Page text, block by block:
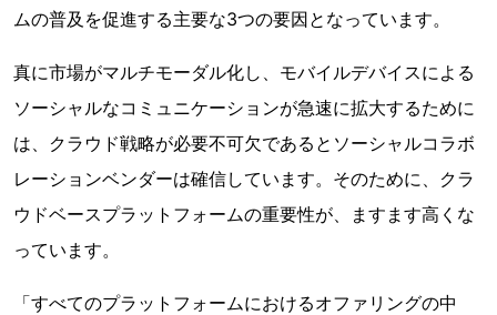
ムの普及を促進する主要な3つの要因となっています。
真に市場がマルチモーダル化し、モバイルデバイスによる
ソーシャルなコミュニケーションが急速に拡大するために
は、クラウド戦略が必要不可欠であるとソーシャルコラボ
レーションベンダーは確信しています。そのために、クラ
ウドベースプラットフォームの重要性が、ますます高くな
っています。
「すべてのプラットフォームにおけるオファリングの中